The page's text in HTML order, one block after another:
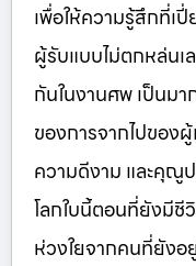
เพื่อให้ความรู้สึกที่
ผู้รับแบบไม่ตกหล่น
กันในงานศพ เป็นม
ของการจากไปของ
ความดีงาม และคุณู
โลกใบนี้ตอนที่ยังมีชี
ห่วงใยจากคนที่ยังอ